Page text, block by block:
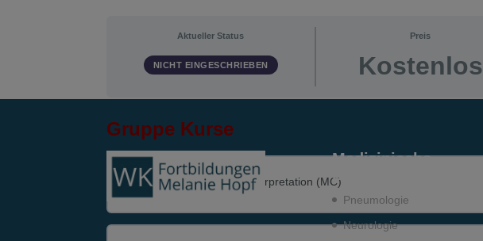
Aktueller Status
NICHT EINGESCHRIEBEN
Preis
Kostenlos
Gruppe Kurse
Beatmungs­kurven-Interpretation (MC)
Medizinische
Lernwelten
Pneumo­logie
Neurologie